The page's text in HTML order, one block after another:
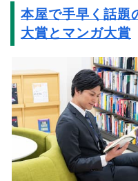
本屋で手早く話題
大賞とマンガ大賞